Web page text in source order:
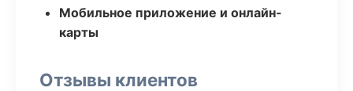
Мобильное приложение и онлайн-
карты
Отзывы клиентов